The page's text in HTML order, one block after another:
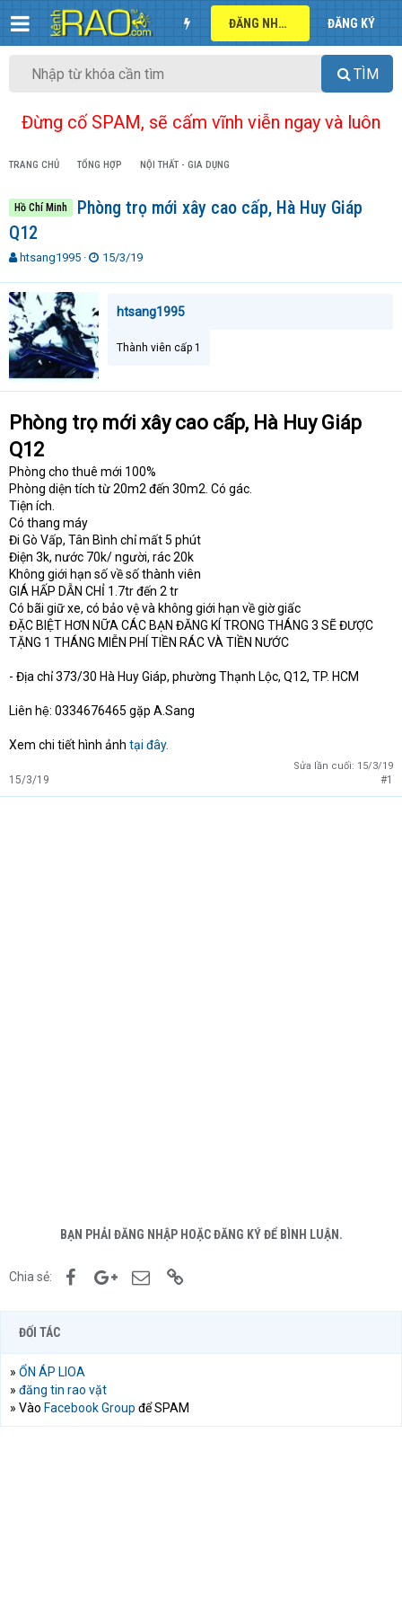
ĐĂNG NHẬP ĐĂNG KÝ
TÌM
Đừng cố SPAM, sẽ cấm vĩnh viễn ngay và luôn
TRANG CHỦ TỔNG HỢP NỘI THẤT - GIA DỤNG
Hồ Chí Minh
Phòng trọ mới xây cao cấp, Hà Huy Giáp
Q12
T
r
e
a
d
s
t
a
t
r
htsang1995
N15/3/19
htsang1995
Thành viên cấp 1
Phòng trọ mới xây cao cấp, Hà Huy Giáp
Q12
Phòng cho thuê mới 100%
Phòng diện tích từ 20m2 đến 30m2. Có gác.
Tiện ích.
Có thang máy
Đi Gò Vấp, Tân Bình chỉ mất 5 phút
Điện 3k, nước 70k/ người, rác 20k
Không giới hạn số về số thành viên
GIÁ HẤP DẪN CHỈ 1.7tr đến 2 tr
Có bãi giữ xe, có bảo vệ và không giới hạn về giờ giấc
ĐẶC BIỆT HƠN NỮA CÁC BẠN ĐĂNG KÍ TRONG THÁNG 3 SẼ ĐƯỢC
TẶNG 1 THÁNG MIỄN PHÍ TIỀN RÁC VÀ TIỀN NƯỚC
- Địa chỉ 373/30 Hà Huy Giáp, phường Thạnh Lộc, Q12, TP. HCM
Liên hệ: 0334676465 gặp A.Sang
Xem chi tiết hình ảnh tại đây.
Sửa lần cuối: 15/3/19
15/3/19 #1
BẠN PHẢI ĐĂNG NHẬP HOẶC ĐĂNG KÝ ĐỂ BÌNH LUẬN.
Chia sẻ: FacebookGoogle+Email
ĐỐI TÁC
» ỔN ÁP LIOA
» đăng tin rao vặt
» Vào Facebook Group để SPAM